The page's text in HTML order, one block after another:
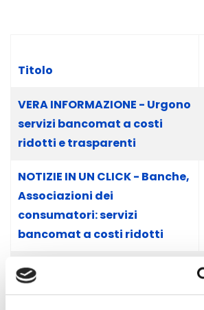
Titolo
VERA INFORMAZIONE - Urgono
servizi bancomat a costi
ridotti e trasparenti
NOTIZIE IN UN CLICK - Banche,
Associazioni dei
consumatori: servizi
bancomat a costi ridotti
HELPCONSUMATORI - Banche,
le AACC lanciano appello: